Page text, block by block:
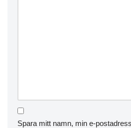
Spara mitt namn, min e-